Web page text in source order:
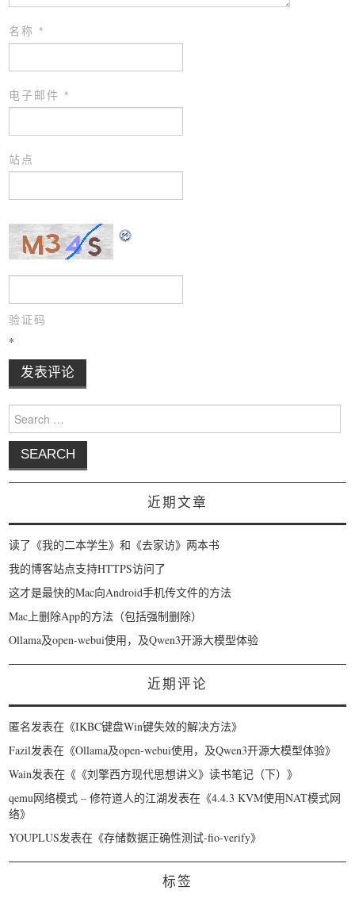
名称*
电子邮件*
站点
验证码
*
Search for:
近期文章
读了《我的二本学生》和《去家访》两本书
我的博客站点支持HTTPS访问了
这才是最快的Mac向Android手机传文件的方法
Mac上删除App的方法（包括强制删除）
Ollama及open-webui使用，及Qwen3开源大模型体验
近期评论
匿名发表在《IKBC键盘Win键失效的解决方法》
Fazil发表在《Ollama及open-webui使用，及Qwen3开源大模型体验》
Wain发表在《 《刘擎西方现代思想讲义》读书笔记（下）》
qemu网络模式 – 修符道人的江湖发表在《4.4.3 KVM使用NAT模式网
络》
YOUPLUS发表在《存储数据正确性测试-fio-verify》
标签